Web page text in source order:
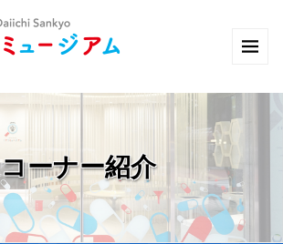
コーナー紹介